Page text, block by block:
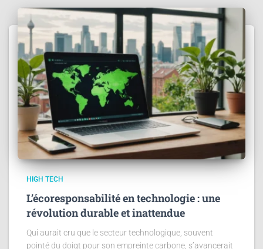
HIGH TECH
L’écoresponsabilité en technologie : une
révolution durable et inattendue
Qui aurait cru que le secteur technologique, souvent
pointé du doigt pour son empreinte carbone, s’avancerait